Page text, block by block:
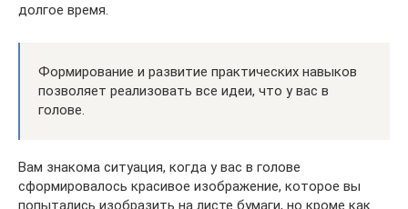
долгое время.
Формирование и развитие практических навыков
позволяет реализовать все идеи, что у вас в
голове.
Вам знакома ситуация, когда у вас в голове
сформировалось красивое изображение, которое вы
попытались изобразить на листе бумаги, но кроме как